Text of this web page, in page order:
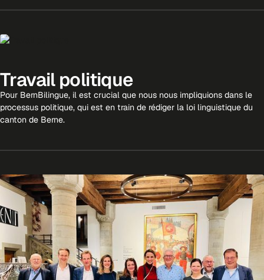
Travail politique
Pour BernBilingue, il est crucial que nous nous impliquions dans le
processus politique, qui est en train de rédiger la loi linguistique du
canton de Berne.